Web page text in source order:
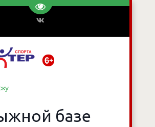
Перейти на версию для
базе